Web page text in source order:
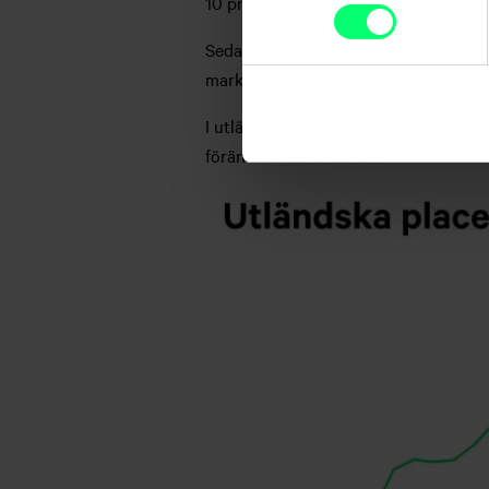
Sedan kriget bröt ut har andelen
marknadsandelen verkar därför
I utländska aktieplacerares ögon
förändrat detta faktum.